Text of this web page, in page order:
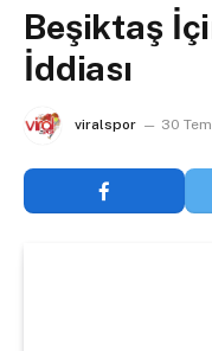
Beşiktaş
İddiası
viralspor 30